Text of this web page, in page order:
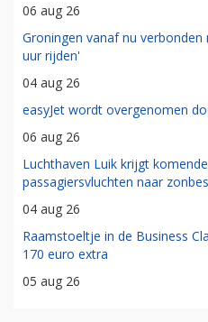
06 aug 26
Groningen vanaf nu
uur rijden'
04 aug 26
easyJet wordt overgenomen
06 aug 26
Luchthaven Luik krijgt
passagiersvluchten naar
04 aug 26
Raamstoeltje in de Business
170 euro extra
05 aug 26